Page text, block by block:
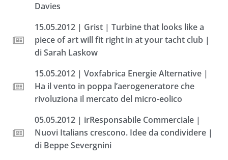
Davies
15.05.2012 | Grist | Turbine that looks like a
piece of art will fit right in at your tacht club |
di Sarah Laskow
15.05.2012 | Voxfabrica Energie Alternative |
Ha il vento in poppa l’aerogeneratore che
rivoluziona il mercato del micro-eolico
05.05.2012 | irResponsabile Commerciale |
Nuovi Italians crescono. Idee da condividere |
di Beppe Severgnini